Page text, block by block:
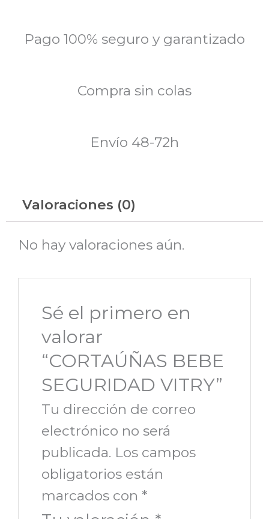
Pago 100% seguro y garantizado
Compra sin colas
Envío 48-72h
Valoraciones (0)
No hay valoraciones aún.
Sé el primero en
valorar
“CORTAÚÑAS BEBE
SEGURIDAD VITRY”
Tu dirección de correo
electrónico no será
publicada. Los campos
obligatorios están
marcados con *